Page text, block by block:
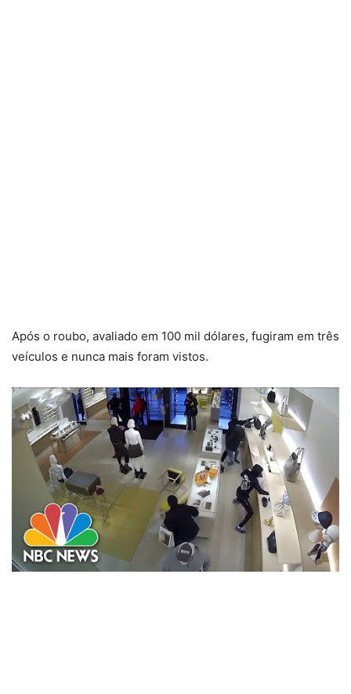
Após o roubo, avaliado em 100 mil dólares, fugiram em três
veículos e nunca mais foram vistos.